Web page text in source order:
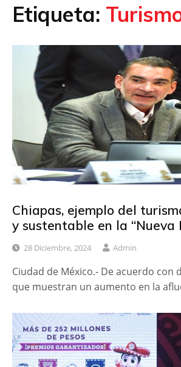
Etiqueta:
Chiapas, ejemplo del
y sustentable en la “Nueva
28 Diciembre, 2024 Admin
Ciudad de México.- De acuerdo con
que muestran un aumento en la